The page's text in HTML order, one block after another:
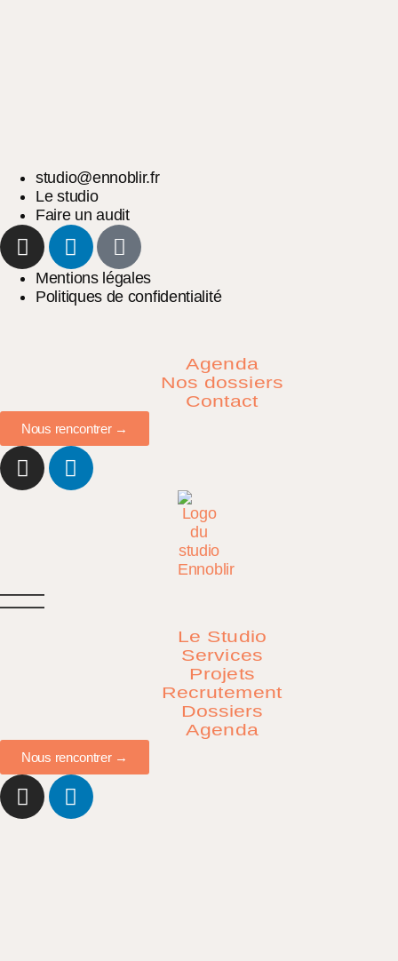
studio@ennoblir.fr
Le studio
Faire un audit
Mentions légales
Politiques de confidentialité
Agenda
Nos dossiers
Contact
Nous rencontrer →
Le Studio
Services
Projets
Recrutement
Dossiers
Agenda
Nous rencontrer →